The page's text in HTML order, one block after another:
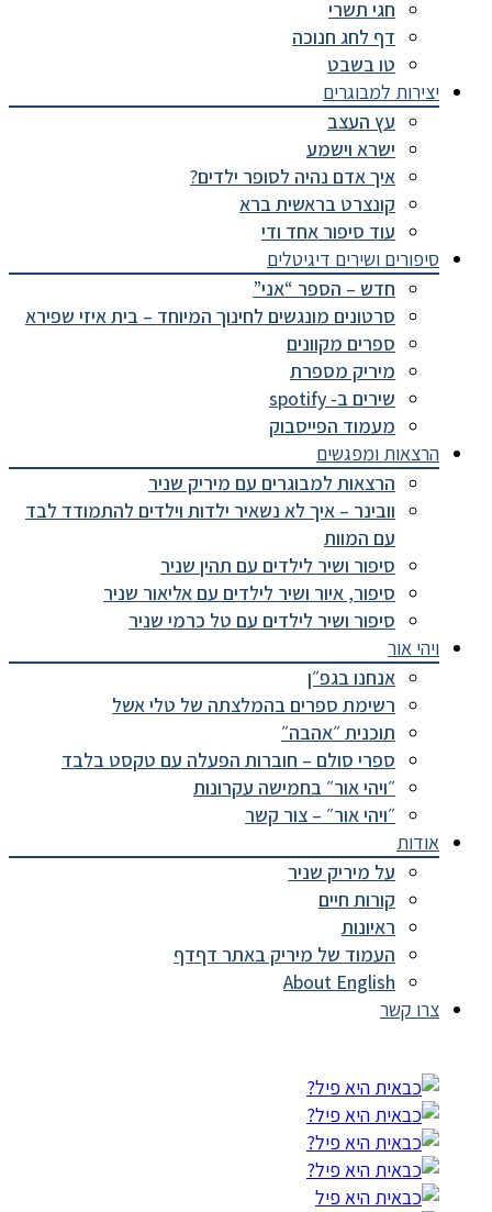
חגי תשרי
דף לחג חנוכה
טו בשבט
יצירות למבוגרים
עץ העצב
ישרא וישמע
איך אדם נהיה לסופר ילדים?
קונצרט בראשית ברא
עוד סיפור אחד ודי
סיפורים ושירים דיגיטלים
חדש – הספר “אני”
סרטונים מונגשים לחינוך המיוחד – בית איזי שפירא
ספרים מקוונים
מיריק מספרת
שירים ב- spotify
מעמוד הפייסבוק
הרצאות ומפגשים
הרצאות למבוגרים עם מיריק שניר
וובינר – איך לא נשאיר ילדות וילדים להתמודד לבד
עם המוות
סיפור ושיר לילדים עם תהין שניר
סיפור, איור ושיר לילדים עם אליאור שניר
סיפור ושיר לילדים עם טל כרמי שניר
ויהי אור
אנחנו בגפ״ן
רשימת ספרים בהמלצתה של טלי אשל
תוכנית ״אהבה״
ספרי סולם – חוברות הפעלה עם טקסט בלבד
״ויהי אור״ בחמישה עקרונות
״ויהי אור״ – צור קשר
אודות
על מיריק שניר
קורות חיים
ראיונות
העמוד של מיריק באתר דףדף
About English
צרו קשר